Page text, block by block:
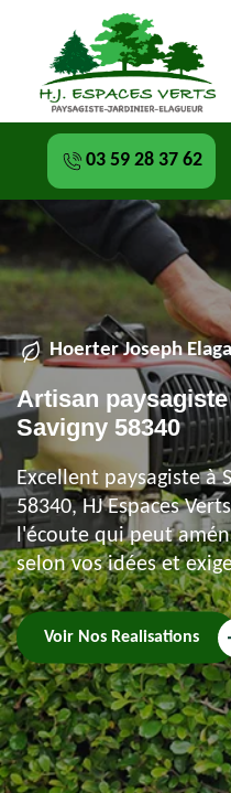
03 59 28 37 62
Hoerter Joseph
Artisan
Savigny 58340
Excellent paysagiste à
58340, HJ Espaces
l'écoute qui peut
selon vos idées et
Voir Nos Realisations